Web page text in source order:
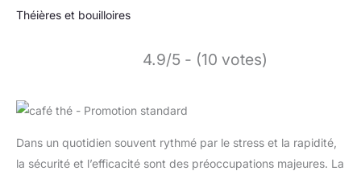
Théières et bouilloires
4.9/5 - (10 votes)
Dans un quotidien souvent rythmé par le stress et la rapidité,
la sécurité et l’efficacité sont des préoccupations majeures. La